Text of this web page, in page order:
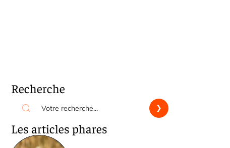
Recherche
Les articles phares